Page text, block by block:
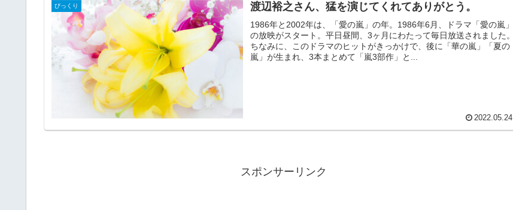
びっくり 渡辺裕之さん、猛を演じてくれてありがとう。
1986年と2002年は、「愛の嵐」の年。1986年6月、ドラマ「愛の嵐」
の放映がスタート。平日昼間、3ヶ月にわたって毎日放送されました。
ちなみに、このドラマのヒットがきっかけで、後に「華の嵐」「夏の
嵐」が生まれ、3本まとめて「嵐3部作」と...
2022.05.24
スポンサーリンク